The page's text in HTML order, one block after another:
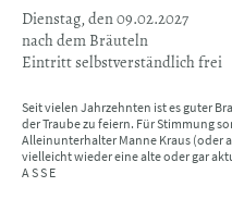
Dienstag, den 09.02.2027
nach dem Bräuteln
Eintritt selbstverständlich frei
Seit vielen Jahrzehnten ist es guter
der Traube zu feiern. Für Stimmung
Alleinunterhalter Manne Kraus (oder
vielleicht wieder eine alte oder gar
A S S E